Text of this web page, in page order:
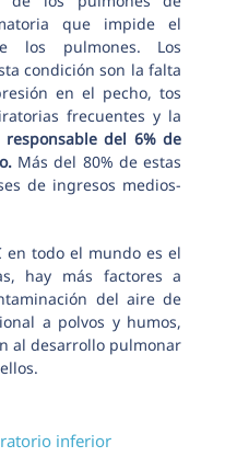
que impide el
los pulmones. Los
condición son la falta
en el pecho, tos
frecuentes y la
responsable del 6% de
Más del 80% de estas
de ingresos medios-
en todo el mundo es el
hay más factores a
del aire de
a polvos y humos,
al desarrollo pulmonar
inferior